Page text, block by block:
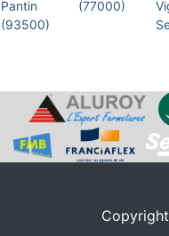
Pantin
(93500)
(77000)